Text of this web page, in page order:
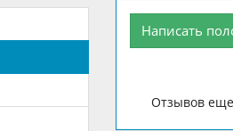
Написать
Отзывов